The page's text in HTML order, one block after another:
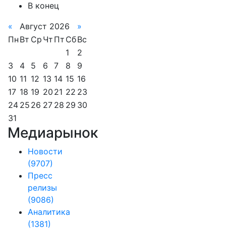
В конец
« Август 2026
»
Пн Вт Ср Чт Пт СбВс
1
2
3
4 5 6 7 8
9
10 11 12 13 14 15 16
17 18 19 20 21 22 23
24 25 26 27 28 29 30
31
Медиарынок
Новости
(9707)
Пресс
релизы
(9086)
Аналитика
(1381)